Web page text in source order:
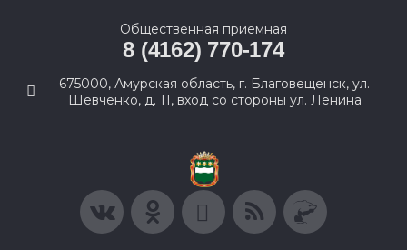
Общественная приемная
8 (4162) 770-174
675000, Амурская область, г. Благовещенск, ул.
Шевченко, д. 11, вход со стороны ул. Ленина